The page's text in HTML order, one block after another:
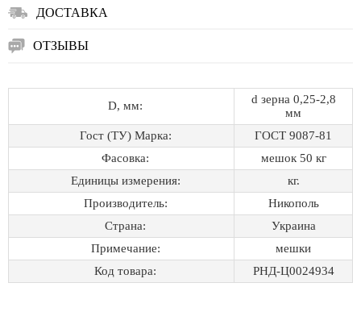
ДОСТАВКА
ОТЗЫВЫ
D, мм:
d зерна 0,25-2,8
мм
Гост (ТУ) Марка:
ГОСТ 9087-81
Фасовка:
мешок 50 кг
Единицы измерения:
кг.
Производитель:
Никополь
Страна:
Украина
Примечание:
мешки
Код товара:
РНД-Ц0024934